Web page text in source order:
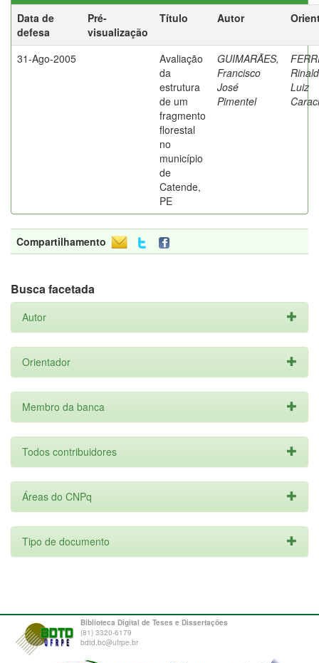
Data de
defesa
Pré-
visualização
Título Autor
31-Ago-2005
Avaliação
da
estrutura
de um
fragmento
florestal
no
município
de
Catende,
PE
GUIMARÃES,
Francisco
José
Pimentel
Luiz
Compartilhamento
Busca facetada
Autor
Orientador
Membro da banca
Todos contribuidores
Áreas do CNPq
Tipo de documento
Biblioteca Digital de Teses e Dissertações
(81) 3320-6179
bdtd.bc@ufrpe.br